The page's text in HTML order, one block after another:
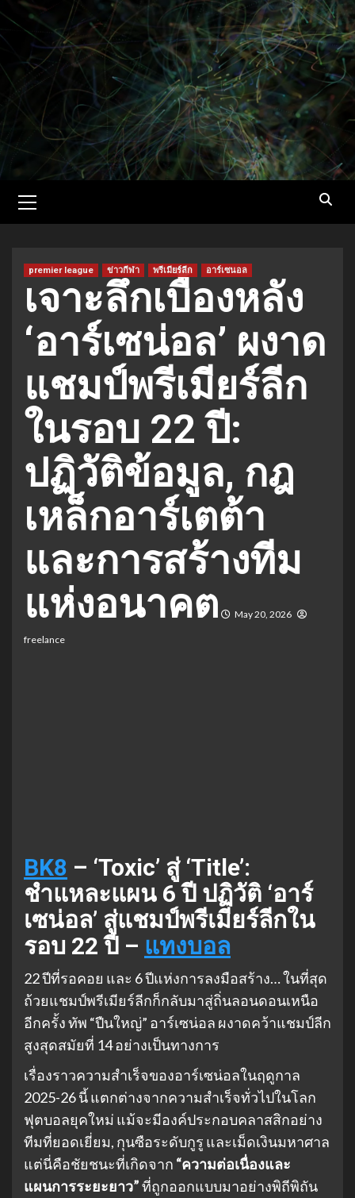
Skip
content
Menu
premier league ข่าวกีฬา พรีเมียร์ลีก อาร์เซนอล
เจาะลึกเบื้องหลัง
‘อาร์เซน่อล’ ผงาด
แชมป์พรีเมียร์ลีก
ในรอบ 22 ปี:
ปฏิวัติข้อมูล, กฎ
เหล็กอาร์เตต้า
และการสร้างทีม
แห่งอนาคต
May 20, 2026
freelance
BK8 – ‘Toxic’ สู่ ‘Title’:
ชำแหละแผน 6 ปี ปฏิวัติ ‘อาร์
เซน่อล’ สู่แชมป์พรีเมียร์ลีกใน
รอบ 22 ปี – แทงบอล
22 ปีที่รอคอย และ 6 ปีแห่งการลงมือสร้าง… ในที่สุด
ถ้วยแชมป์พรีเมียร์ลีกก็กลับมาสู่ถิ่นลอนดอนเหนือ
อีกครั้ง ทัพ “ปืนใหญ่” อาร์เซน่อล ผงาดคว้าแชมป์ลีก
สูงสุดสมัยที่ 14 อย่างเป็นทางการ
เรื่องราวความสำเร็จของอาร์เซน่อลในฤดูกาล
2025-26 นี้ แตกต่างจากความสำเร็จทั่วไปในโลก
ฟุตบอลยุคใหม่ แม้จะมีองค์ประกอบคลาสสิกอย่าง
ทีมที่ยอดเยี่ยม, กุนซือระดับกูรู และเม็ดเงินมหาศาล
แต่นี่คือชัยชนะที่เกิดจาก “ความต่อเนื่องและ
แผนการระยะยาว”ที่ถูกออกแบบมาอย่างพิถีพิถัน